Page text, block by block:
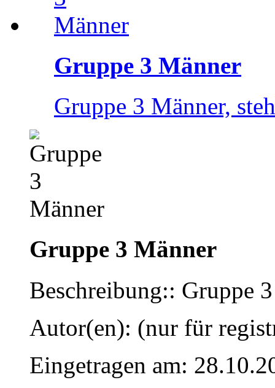
Gruppe 3 Männer
Gruppe 3 Männer,
Gruppe 3 Männer
Beschreibung:: Gruppe
Autor(en): (nur für
Eingetragen am: